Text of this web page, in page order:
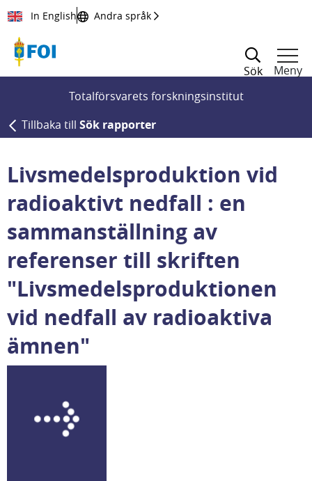
Till innehållet
In English Andra språk
Sök
Meny
Totalförsvarets forskningsinstitut
Tillbaka till Sök rapporter
Livsmedelsproduktion vid
radioaktivt nedfall : en
sammanställning av
referenser till skriften
"Livsmedelsproduktionen
vid nedfall av radioaktiva
ämnen"